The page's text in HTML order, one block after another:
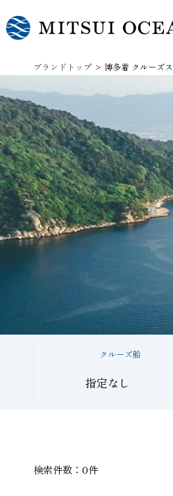
ブランドトップ 博多着 クルーズ
クルーズ船
検索件数：0件